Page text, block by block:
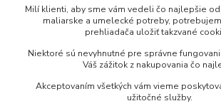
www.merkantil.sk
Pondelok-Piatok: 9.00-17.00hod.
objednavky@merkantil-obchod.sk
Milí klienti, aby sme vám vedeli čo najlepšie
maliarske a umelecké potreby,
prehliadača uložiť takzvané
Niektoré sú nevyhnutné pre správne
Váš zážitok z nakupovania čo
Akceptovaním všetkých vám vieme
užitočné služby.